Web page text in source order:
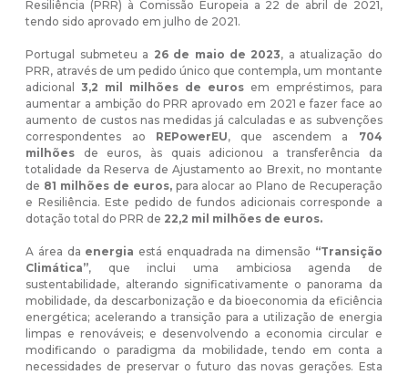
Resiliência (PRR) à Comissão Europeia a 22 de abril de 2021,
tendo sido aprovado em julho de 2021.
Portugal submeteu a 26 de maio de 2023, a atualização do
PRR, através de um pedido único que contempla, um montante
adicional
3,2 mil milhões de eurosem empréstimos, para
aumentar a ambição do PRR aprovado em 2021 e fazer face ao
aumento de custos nas medidas já calculadas e as subvenções
correspondentes ao REPowerEU, que ascendem a 704
milhões de euros, às quais adicionou a transferência da
totalidade da Reserva de Ajustamento ao Brexit, no montante
de 81 milhões de euros,para alocar ao Plano de Recuperação
e Resiliência. Este pedido de fundos adicionais corresponde a
dotação total do PRR de 22,2 mil milhões de euros.
A área da energia está enquadrada na dimensão “Transição
Climática”, que inclui uma ambiciosa agenda de
sustentabilidade, alterando significativamente o panorama da
mobilidade, da descarbonização e da bioeconomia da eficiência
energética; acelerando a transição para a utilização de energia
limpas e renováveis; e desenvolvendo a economia circular e
modificando o paradigma da mobilidade, tendo em conta a
necessidades de preservar o futuro das novas gerações. Esta